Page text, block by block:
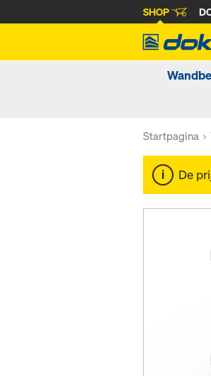
SHOP
Startpagina
De